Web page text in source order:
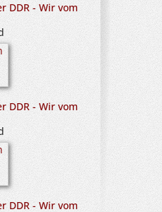
DDR - Wir vom
DDR - Wir vom
DDR - Wir vom